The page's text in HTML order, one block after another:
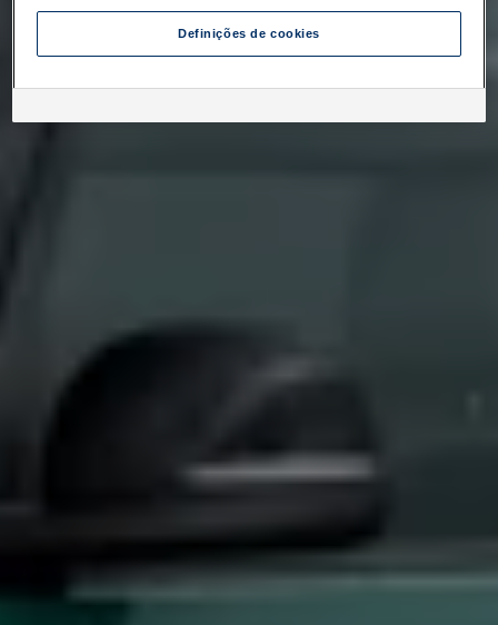
Definições de cookies